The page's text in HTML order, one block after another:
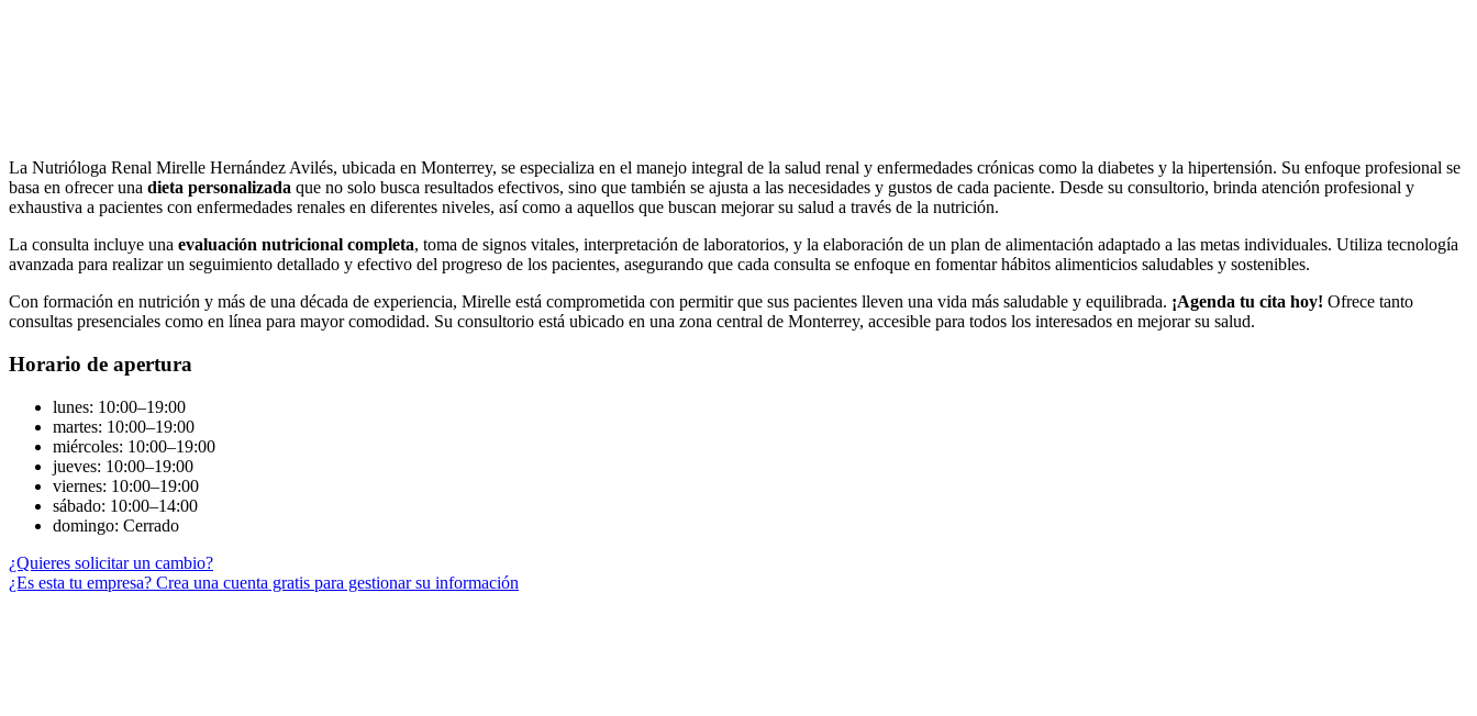
La Nutrióloga Renal Mirelle Hernández Avilés, ubicada en Monterrey, se especializa en el manejo integral de la salud renal y enfermedades crónicas como la diabetes y la hipertensión. Su enfoque profesional se
basa en ofrecer una dieta personalizada que no solo busca resultados efectivos, sino que también se ajusta a las necesidades y gustos de cada paciente. Desde su consultorio, brinda atención profesional y
exhaustiva a pacientes con enfermedades renales en diferentes niveles, así como a aquellos que buscan mejorar su salud a través de la nutrición.
La consulta incluye una evaluación nutricional completa, toma de signos vitales, interpretación de laboratorios, y la elaboración de un plan de alimentación adaptado a las metas individuales. Utiliza tecnología
avanzada para realizar un seguimiento detallado y efectivo del progreso de los pacientes, asegurando que cada consulta se enfoque en fomentar hábitos alimenticios saludables y sostenibles.
Con formación en nutrición y más de una década de experiencia, Mirelle está comprometida con permitir que sus pacientes lleven una vida más saludable y equilibrada. ¡Agenda tu cita hoy! Ofrece tanto
consultas presenciales como en línea para mayor comodidad. Su consultorio está ubicado en una zona central de Monterrey, accesible para todos los interesados en mejorar su salud.
Horario de apertura
lunes: 10:00–19:00
martes: 10:00–19:00
miércoles: 10:00–19:00
jueves: 10:00–19:00
viernes: 10:00–19:00
sábado: 10:00–14:00
domingo: Cerrado
¿Quieres solicitar un cambio?
¿Es esta tu empresa? Crea una cuenta gratis para gestionar su información